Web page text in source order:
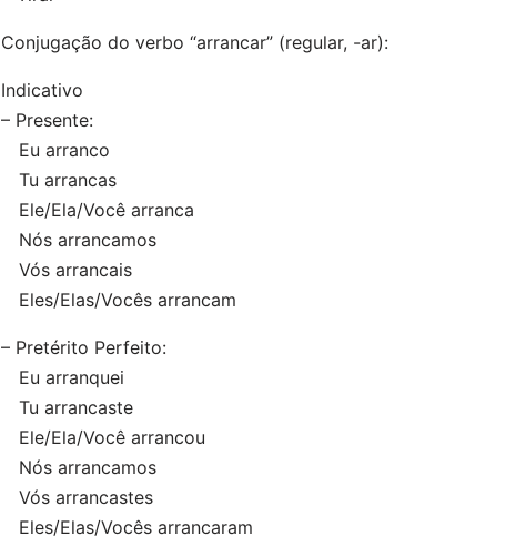
Conjugação do verbo “arrancar” (regular, -ar):
Indicativo
– Presente:
Eu arranco
Tu arrancas
Ele/Ela/Você arranca
Nós arrancamos
Vós arrancais
Eles/Elas/Vocês arrancam
– Pretérito Perfeito:
Eu arranquei
Tu arrancaste
Ele/Ela/Você arrancou
Nós arrancamos
Vós arrancastes
Eles/Elas/Vocês arrancaram